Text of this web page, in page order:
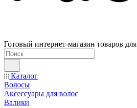
Готовый интернет-магазин товаров
Каталог
Волосы
Аксессуары для волос
Валики